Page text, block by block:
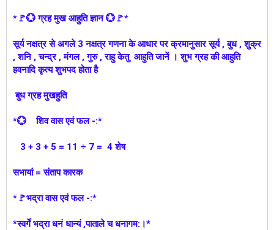
*🚩💮 ग्रह मुख आहुति ज्ञान 💮🚩*
सूर्य नक्षत्र से अगले 3 नक्षत्र गणना के आधार पर क्रमानुसार सूर्य , बुध , शुक्र
, शनि , चन्द्र , मंगल , गुरु , राहु केतु आहुति जानें । शुभ ग्रह की आहुति
हवनादि कृत्य शुभपद होता है
बुध ग्रह मुखहुति
*💮 शिव वास एवं फल -:*
3 + 3 + 5 = 11 ÷ 7 = 4 शेष
सभायां = संताप कारक
*🚩भद्रा वास एवं फल -:*
*स्वर्गे भद्रा धनं धान्यं ,पाताले च धनागम:।*